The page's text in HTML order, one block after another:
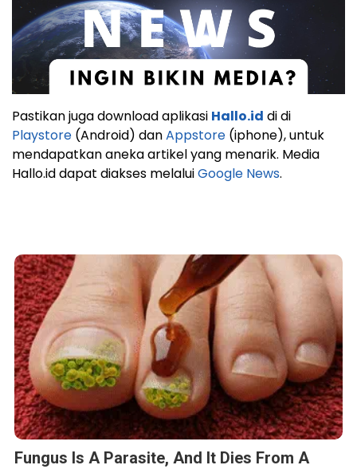
Pastikan juga download aplikasi Hallo.id di di
Playstore (Android) danAppstore (iphone), untuk
mendapatkan aneka artikel yang menarik. Media
Hallo.id dapat diakses melaluiGoogle News.
Fungus Is A Parasite, And It Dies From A